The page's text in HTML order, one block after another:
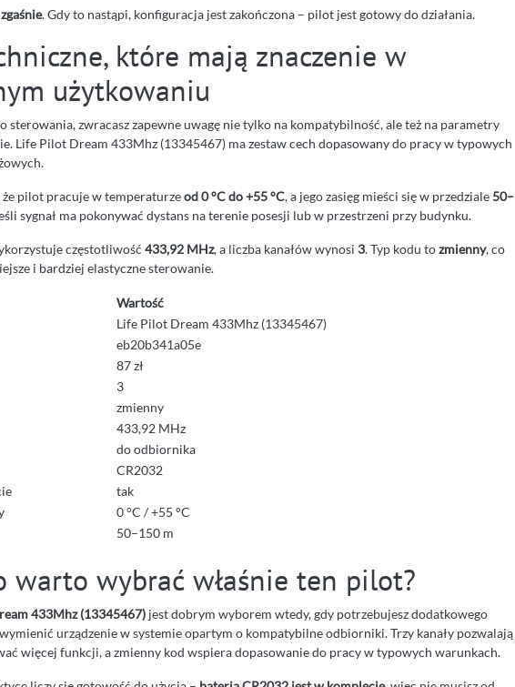
zgaśnie. Gdy to nastąpi, konfiguracja jest zakończona – pilot jest gotowy do działania.
które mają znaczenie w
użytkowaniu
sterowania, zwracasz zapewne uwagę nie tylko na kompatybilność, ale też na parametry
Life Pilot Dream 433Mhz (13345467) ma zestaw cech dopasowany do pracy w typowych
pilot pracuje w temperaturzeod 0 °C do +55 °C, a jego zasięg mieści się w przedziale50–
sygnał ma pokonywać dystans na terenie posesji lub w przestrzeni przy budynku.
częstotliwość 433,92 MHz, a liczba kanałów wynosi 3. Typ kodu tozmienny, co
i bardziej elastyczne sterowanie.
Wartość
Life Pilot Dream 433Mhz (13345467)
eb20b341a05e
87 zł
3
zmienny
433,92 MHz
do odbiornika
CR2032
tak
0 °C / +55 °C
50–150 m
warto wybrać właśnie ten pilot?
433Mhz (13345467) jest dobrym wyborem wtedy, gdy potrzebujesz dodatkowego
urządzenie w systemie opartym o kompatybilne odbiorniki. Trzy kanały pozwalają
więcej funkcji, a zmienny kod wspiera dopasowanie do pracy w typowych warunkach.